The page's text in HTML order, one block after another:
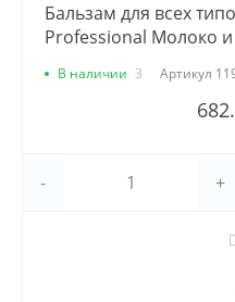
Бальзам для всех
Professional Молоко
В наличии 3 Артикул
- +